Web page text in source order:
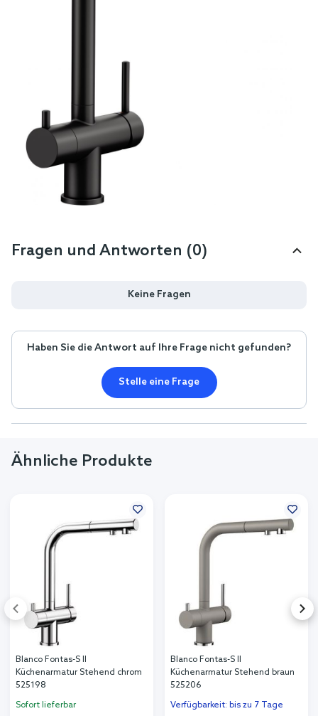
Fragen und Antworten (0)
Keine Fragen
Haben Sie die Antwort auf Ihre Frage nicht gefunden?
Stelle eine Frage
Ähnliche Produkte
Blanco Fontas-S II
Küchenarmatur Stehend chrom
525198
Sofort lieferbar
Blanco Fontas-S II
Küchenarmatur Stehend braun
525206
Verfügbarkeit: bis zu 7 Tage